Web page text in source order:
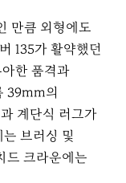
만큼 외형에도
135가 활약했던
한 품격과
39mm의
계단식 러그가
브러싱 및
드 크라운에는